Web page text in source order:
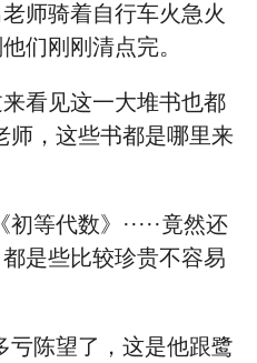
师骑着自行车火急火
们刚刚清点完。
看见这一大堆书也都
师，这些书都是哪里来
等代数》·····竟然还
是些比较珍贵不容易
亏陈望了，这是他跟鹭